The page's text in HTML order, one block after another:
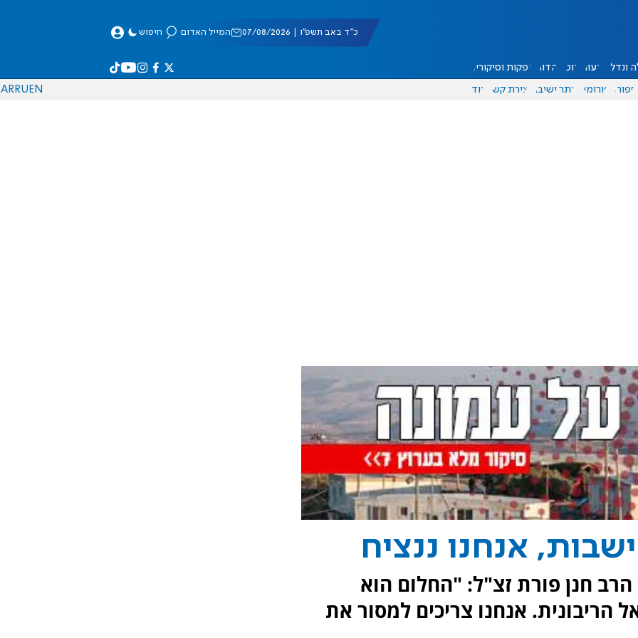
כ"ד באב תשפ"ו | 07/08/2026 המייל האדום חיפוש
ונדל"ן דעות אוכל יהדות הפקות וסיקורים
ספורט פורומים אתר ישיבה יצירת קשר עוד EN
RU
AR
אנחנו ננציח
חנן פורת זצ"ל: "החלום הוא
הריבונית. אנחנו צריכים למסור את